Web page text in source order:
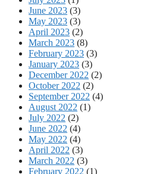
June 2023 (3)
May 2023 (3)
April 2023 (2)
March 2023 (8)
February 2023 (3)
January 2023 (3)
December 2022 (2)
October 2022 (2)
September 2022 (4)
August 2022 (1)
July 2022 (2)
June 2022 (4)
May 2022 (4)
April 2022 (3)
March 2022 (3)
February 2022 (1)